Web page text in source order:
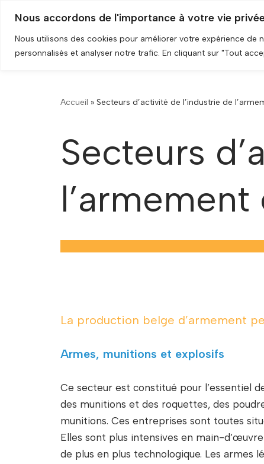
Nous accordons de l'importance à votre vie
Nous utilisons des cookies pour améliorer votre expérience
personnalisés et analyser notre trafic. En cliquant sur "Tout
Aller
au
Accueil » Secteurs d’activité de l’industrie de
Secteurs
La production belge d’armement
Armes, munitions et explosifs
Ce secteur est constitué pour l’essentiel
des munitions et des roquettes, des
munitions. Ces entreprises sont toutes
Elles sont plus intensives en main-
de plus en plus technologique. Les